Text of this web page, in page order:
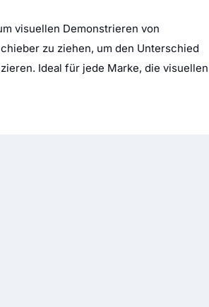
visuellen Demonstrieren von
zu ziehen, um den Unterschied
Ideal für jede Marke, die visuellen